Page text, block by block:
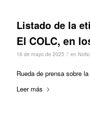
Listado de la
El COLC, en
16 de mayo de 2025 / en
Rueda de prensa sobre
Leer más